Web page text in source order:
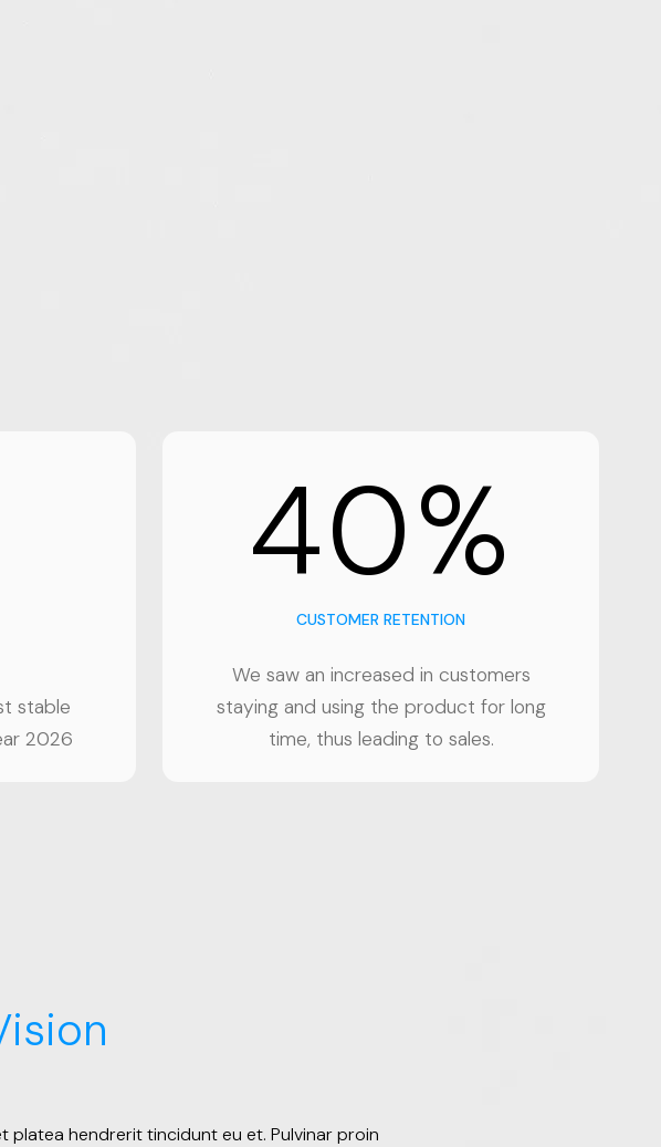
stable
2026
40%
CUSTOMER RETENTION
We saw an increased in customers
staying and using the product for long
time, thus leading to sales.
hendrerit tincidunt eu et. Pulvinar proin